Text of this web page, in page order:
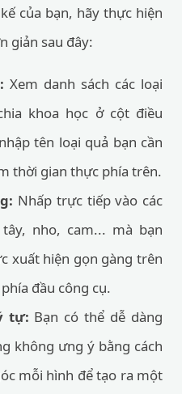
của bạn, hãy thực hiện
giản sau đây:
Xem danh sách các loại
khoa học ở cột điều
tên loại quả bạn cần
thời gian thực phía trên.
Nhấp trực tiếp vào các
nho, cam... mà bạn
xuất hiện gọn gàng trên
đầu công cụ.
tự: Bạn có thể dễ dàng
không ưng ý bằng cách
mỗi hình để tạo ra một